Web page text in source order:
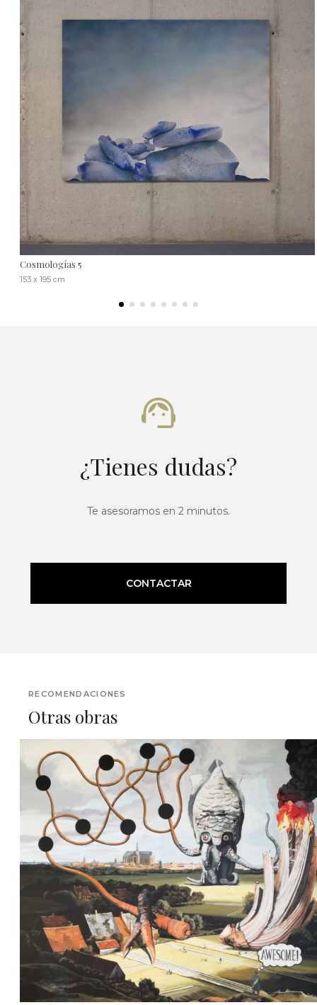
Cosmologías 5
153 x 195 cm
¿Tienes dudas?
Te asesoramos en 2 minutos.
CONTACTAR
RECOMENDACIONES
Otras obras